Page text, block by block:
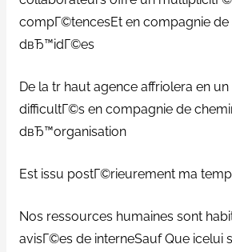
compГ©tencesEt en compagnie de
dвЂ™idГ©es
De la tr haut agence affriolera en un
difficultГ©s en compagnie de
dвЂ™organisation
Est issu postГ©rieurement ma
Nos ressources humaines sont
avisГ©es de interneSauf Que icelui